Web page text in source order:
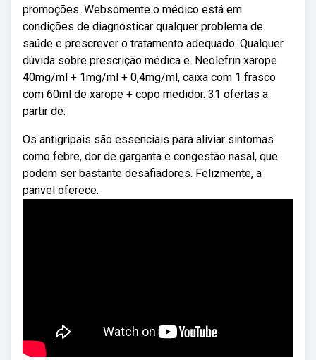
promoções. Websomente o médico está em
condições de diagnosticar qualquer problema de
saúde e prescrever o tratamento adequado. Qualquer
dúvida sobre prescrição médica e. Neolefrin xarope
40mg/ml + 1mg/ml + 0,4mg/ml, caixa com 1 frasco
com 60ml de xarope + copo medidor. 31 ofertas a
partir de:
Os antigripais são essenciais para aliviar sintomas
como febre, dor de garganta e congestão nasal, que
podem ser bastante desafiadores. Felizmente, a
panvel oferece.